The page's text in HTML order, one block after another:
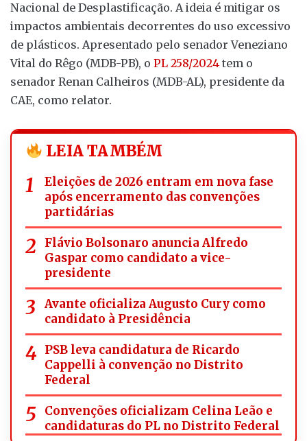
Nacional de Desplastificação. A ideia é mitigar os
impactos ambientais decorrentes do uso excessivo
de plásticos. Apresentado pelo senador Veneziano
Vital do Rêgo (MDB-PB), o PL 258/2024 tem o
senador Renan Calheiros (MDB-AL), presidente da
CAE, como relator.
LEIA TAMBÉM
Eleições de 2026 entram em nova fase
após encerramento das convenções
partidárias
Flávio Bolsonaro anuncia Alfredo
Gaspar como candidato a vice-
presidente
Avante oficializa Augusto Cury como
candidato à Presidência
PSB leva candidatura de Ricardo
Cappelli à convenção no Distrito
Federal
Convenções oficializam Celina Leão e
candidaturas do PL no Distrito Federal